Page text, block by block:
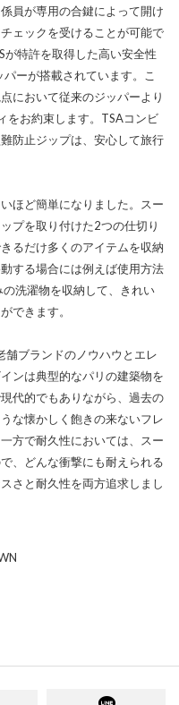
員が専用の合鍵によって開け
ェックを受けることが可能で
が特許を取得した高い安全性
パーが搭載されています。こ
において従来のジッパーより
をお約束します。TSAコンビ
防止ジップは、安心して旅行
ほど簡単になりました。スー
プを取り付けた2つの仕切り
るだけ多くのアイテムを収納
する場合には例えば使用方法
洗濯物を収納して、きれい
できます。
舗ブランドのノウハウとエレ
ンは典型的なパリの建築物を
代的でもありながら、過去の
な懐かしく飽きの来ないフレ
方で耐久性においては、スー
、どんな衝撃にも耐えられる
さと耐久性を両方追求しまし